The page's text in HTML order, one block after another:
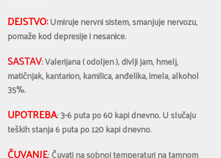
DEJSTVO:Umiruje nervni sistem, smanjuje nervozu,
pomaže kod depresije i nesanice.
SASTAV: Valerijana ( odoljen ), divlji jam, hmelj,
matičnjak, kantarion, kamilica, anđelika, imela, alkohol
35%.
UPOTREBA: 3-6 puta po 60 kapi dnevno. U slučaju
teških stanja 6 puta po 120 kapi dnevno.
ČUVANJE: Čuvati na sobnoj temperaturi na tamnom